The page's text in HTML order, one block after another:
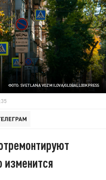
ФОТО: SVETLANA VOZMILOVA/GLOBALLOOKPRESS